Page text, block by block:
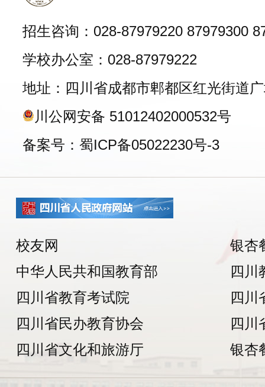
招生咨询：028-87979220 87979300
学校办公室：028-87979222
地址：四川省成都市郫都区红光街道
川公网安备 51012402000532号
备案号：蜀ICP备05022230号-3
校友网
银杏
中华人民共和国教育部
四川
四川省教育考试院
四川
四川省民办教育协会
四川
四川省文化和旅游厅
银杏